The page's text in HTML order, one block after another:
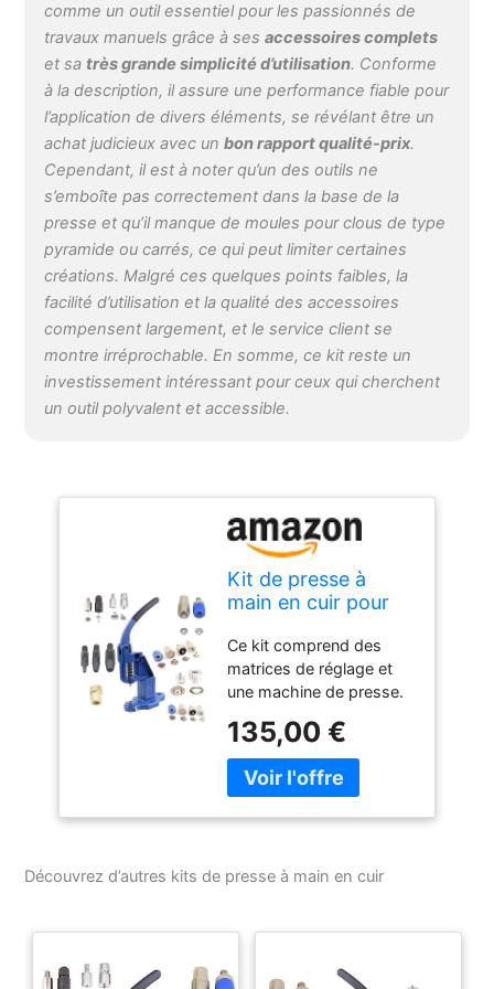
mm sera utile pour les
matrices d'œillets/œillets
No3 et peut également
être utilisée avec des
matrices de bouton
pression de 15 mm si le
matériau est robuste Les
matrices de bouton
pression à anneau ouvert
sont pour les boutons
pression à anneau ouvert
de 9,5 mm et aucun
perforateur n'est
nécessaire. Ce kit en cuir
est conçu pour les
amateurs et les
professionnels.
comme un outil essentiel pour les passionnés de
travaux manuels grâce à sesaccessoires complets
et sa très grande simplicité d’utilisation. Conforme
à la description, il assure une performance fiable pour
l’application de divers éléments, se révélant être un
achat judicieux avec unbon rapport qualité-prix.
Cependant, il est à noter qu’un des outils ne
s’emboîte pas correctement dans la base de la
presse et qu’il manque de moules pour clous de type
pyramide ou carrés, ce qui peut limiter certaines
créations. Malgré ces quelques points faibles, la
facilité d’utilisation et la qualité des accessoires
compensent largement, et le service client se
montre irréprochable. En somme, ce kit reste un
investissement intéressant pour ceux qui cherchent
un outil polyvalent et accessible.
Kit de presse à
main en cuir pour
œillets et des
boutons pression
Ce kit comprend des
matrices de réglage et
une machine de presse.
boutons pression
vendus séparément.
Presse manuelle à main,
double capuchon de 9
pression à anneau ouvert
135,00 €
Découvrez d’autres kits de presse à main en cuir